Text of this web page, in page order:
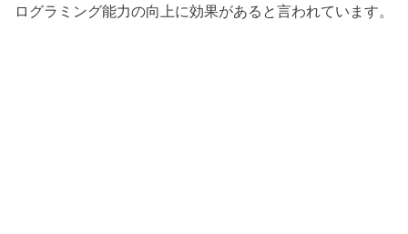
ログラミング能力の向上に効果があると言われています。